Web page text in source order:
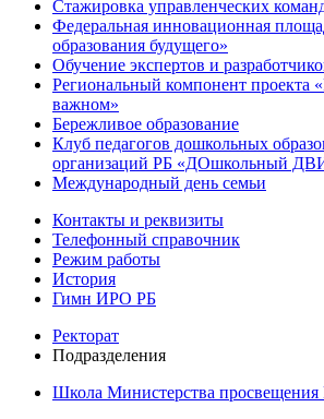
Стажировка управленческих
Федеральная инновационная
образования будущего»
Обучение экспертов и
Региональный компонент проекта
важном»
Бережливое образование
Клуб педагогов дошкольных
организаций РБ «ДОшкольный
Международный день семьи
Контакты и реквизиты
Телефонный справочник
Режим работы
История
Гимн ИРО РБ
Ректорат
Подразделения
Школа Министерства просвещения